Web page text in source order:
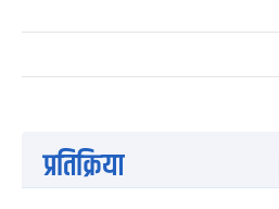
प्रतिक्रिया